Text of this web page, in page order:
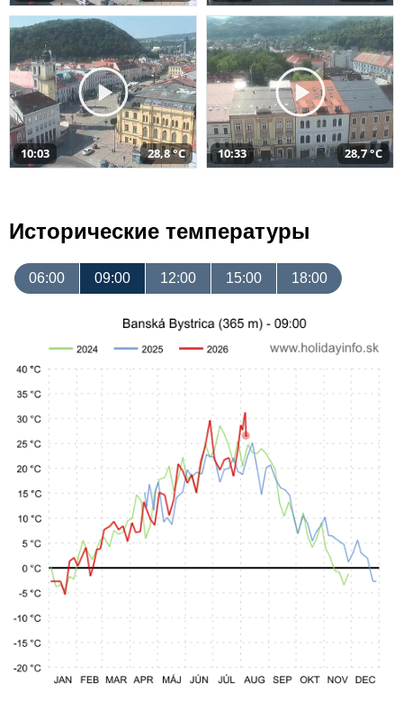
10:03 28,8 °C 10:33 28,7 °C
Исторические температуры
06:00 09:00 12:00 15:00 18:00